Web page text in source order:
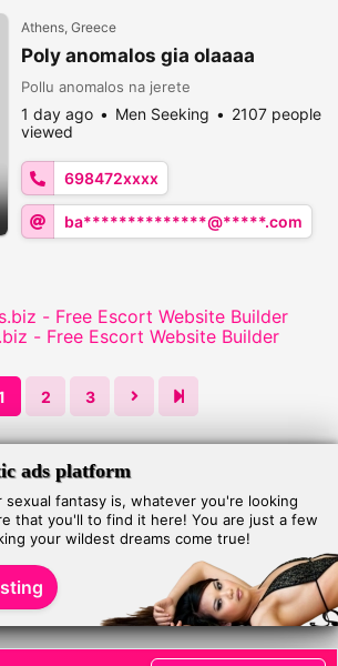
Athens, Greece
Poly anomalos gia olaaaa
Pollu anomalos na jerete
1 day ago Men Seeking
2107 people
viewed
698472xxxx
ba**************@*****.com
- Free Escort Website Builder
2 3
ads platform
fantasy is, whatever you're looking
that you'll to find it here! You are just a few
your wildest dreams come true!